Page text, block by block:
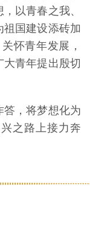
以青春之我、
国建设添砖加
怀青年发展，
青年提出殷切
，将梦想化为
之路上接力奔